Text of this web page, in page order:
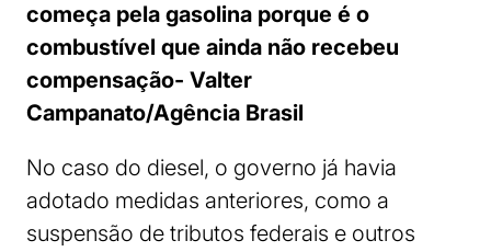
começa pela gasolina porque é o
combustível que ainda não recebeu
compensação- Valter
Campanato/Agência Brasil
No caso do diesel, o governo já havia
adotado medidas anteriores, como a
suspensão de tributos federais e outros